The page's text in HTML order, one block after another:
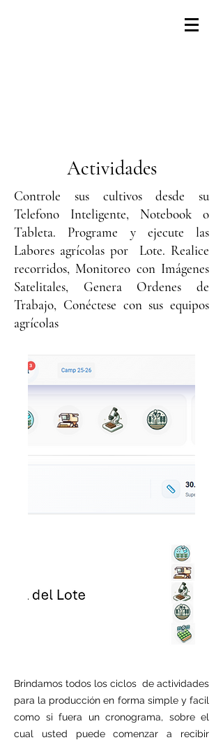
Actividades
Controle sus cultivos desde su
Telefono Inteligente, Notebook o
Tableta. Programe y ejecute las
Labores agrícolas por Lote. Realice
recorridos, Monitoreo con Imágenes
Satelitales, Genera Ordenes de
Trabajo, Conéctese con sus equipos
agrícolas
Brindamos todos los ciclos de actividades
para la producción en forma simple y facil
como si fuera un cronograma, sobre el
cual usted puede comenzar a recibir